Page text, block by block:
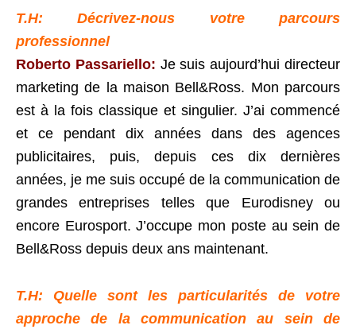
T.H: Décrivez-nous votre parcours
professionnel
Roberto Passariello: Je suis aujourd’hui directeur
marketing de la maison Bell&Ross. Mon parcours
est à la fois classique et singulier. J’ai commencé
et ce pendant dix années dans des agences
publicitaires, puis, depuis ces dix dernières
années, je me suis occupé de la communication de
grandes entreprises telles que Eurodisney ou
encore Eurosport. J’occupe mon poste au sein de
Bell&Ross depuis deux ans maintenant.
T.H: Quelle sont les particularités de votre
approche de la communication au sein de